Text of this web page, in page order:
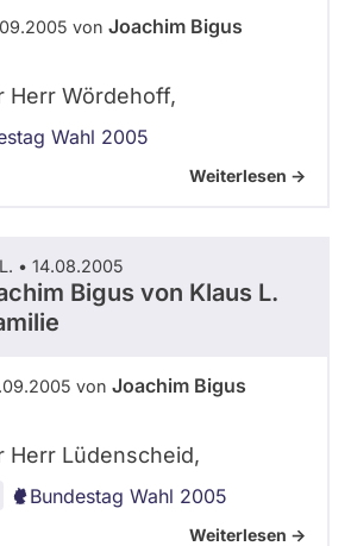
von Joachim Bigus
Herr Wördehoff,
Wahl 2005
Weiterlesen ->
• 14.08.2005
Bigus von Klaus L.
von Joachim Bigus
Herr Lüdenscheid,
Bundestag Wahl 2005
Weiterlesen ->